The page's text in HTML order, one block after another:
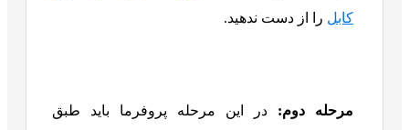
کابل را از دست ندهید.
مرحله دوم: در این مرحله پروفرما باید طبق